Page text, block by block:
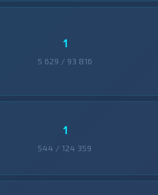
1
5 629 / 93 816
1
544 / 124 359